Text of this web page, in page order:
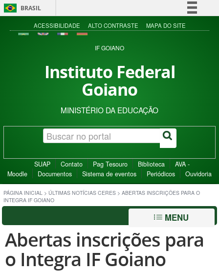
BRASIL
Simplifique!
Acesso à informação
ACESSIBILIDADE ALTO CONTRASTE MAPA DO SITE
IF GOIANO
Instituto Federal
Goiano
MINISTÉRIO DA EDUCAÇÃO
SUAP Contato Pag Tesouro Biblioteca
AVA -
Moodle
Documentos Sistema de eventos Periódicos Ouvidoria
PÁGINA INICIAL > ÚLTIMAS NOTÍCIAS CERES > ABERTAS INSCRIÇÕES PARA O
INTEGRA IF GOIANO
MENU
Abertas inscrições para
o Integra IF Goiano